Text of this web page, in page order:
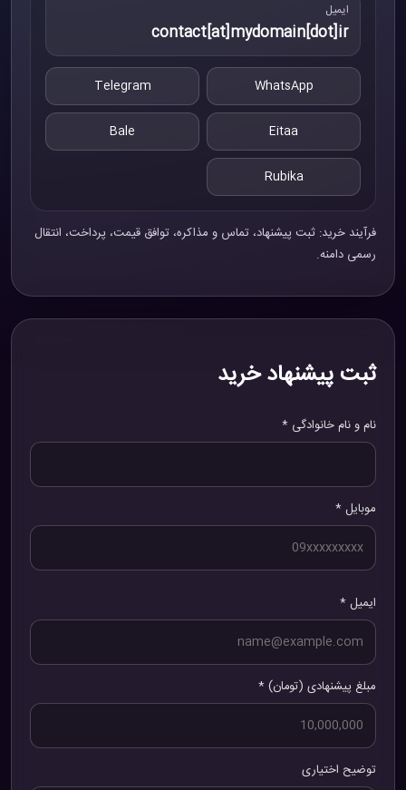
ایمیل
contact[at]mydomain[dot]ir
WhatsApp
Telegram
Eitaa
Bale
Rubika
فرآیند خرید: ثبت پیشنهاد، تماس و مذاکره، توافق قیمت، پرداخت، انتقال
رسمی دامنه.
ثبت پیشنهاد خرید
نام و نام خانوادگی *
موبایل *
ایمیل *
مبلغ پیشنهادی (تومان) *
توضیح اختیاری